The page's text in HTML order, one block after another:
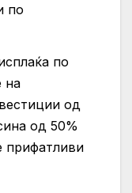
по
по
на
од
од 50%
прифатливи